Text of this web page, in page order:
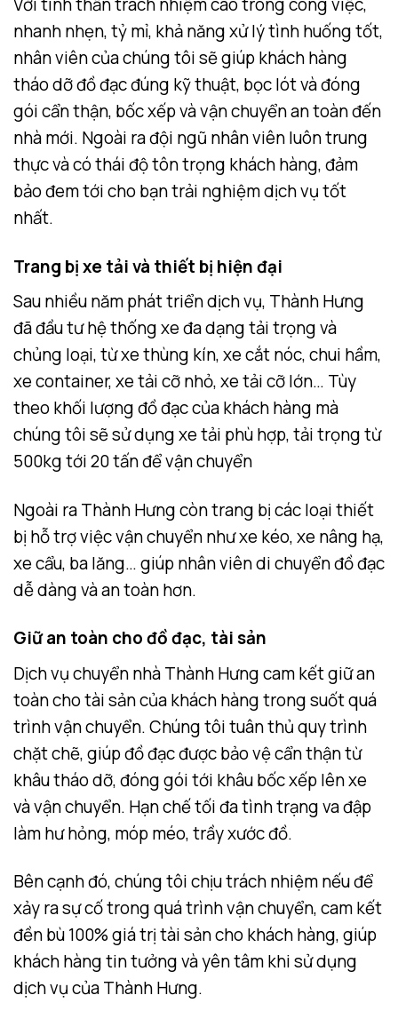
Với tinh thần trách nhiệm cao trong công việc,
nhanh nhẹn, tỷ mỉ, khả năng xử lý tình huống tốt,
nhân viên của chúng tôi sẽ giúp khách hàng
tháo dỡ đồ đạc đúng kỹ thuật, bọc lót và đóng
gói cẩn thận, bốc xếp và vận chuyển an toàn đến
nhà mới. Ngoài ra đội ngũ nhân viên luôn trung
thực và có thái độ tôn trọng khách hàng, đảm
bảo đem tới cho bạn trải nghiệm dịch vụ tốt
nhất.
Trang bị xe tải và thiết bị hiện đại
Sau nhiều năm phát triển dịch vụ, Thành Hưng
đã đầu tư hệ thống xe đa dạng tải trọng và
chủng loại, từ xe thùng kín, xe cắt nóc, chui hầm,
xe container, xe tải cỡ nhỏ, xe tải cỡ lớn… Tùy
theo khối lượng đồ đạc của khách hàng mà
chúng tôi sẽ sử dụng xe tải phù hợp, tải trọng từ
500kg tới 20 tấn để vận chuyển
Ngoài ra Thành Hưng còn trang bị các loại thiết
bị hỗ trợ việc vận chuyển như xe kéo, xe nâng hạ,
xe cẩu, ba lăng… giúp nhân viên di chuyển đồ đạc
dễ dàng và an toàn hơn.
Giữ an toàn cho đồ đạc, tài sản
Dịch vụ chuyển nhà Thành Hưng cam kết giữ an
toàn cho tài sản của khách hàng trong suốt quá
trình vận chuyển. Chúng tôi tuân thủ quy trình
chặt chẽ, giúp đồ đạc được bảo vệ cẩn thận từ
khâu tháo dỡ, đóng gói tới khâu bốc xếp lên xe
và vận chuyển. Hạn chế tối đa tình trạng va đập
làm hư hỏng, móp méo, trầy xước đồ.
Bên cạnh đó, chúng tôi chịu trách nhiệm nếu để
xảy ra sự cố trong quá trình vận chuyển, cam kết
đền bù 100% giá trị tài sản cho khách hàng, giúp
khách hàng tin tưởng và yên tâm khi sử dụng
dịch vụ của Thành Hưng.